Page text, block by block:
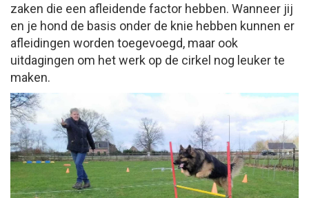
zaken die een afleidende factor hebben. Wanneer jij
en je hond de basis onder de knie hebben kunnen er
afleidingen worden toegevoegd, maar ook
uitdagingen om het werk op de cirkel nog leuker te
maken.